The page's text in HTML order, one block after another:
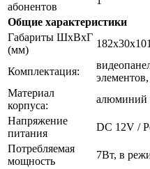
абонентов
Общие характеристики
Габариты ШxВxГ
(мм)
Комплектация:
Материал
корпуса:
алюминий
Напряжение
питания
DC 12V /
Потребляемая
мощность
7Вт, в